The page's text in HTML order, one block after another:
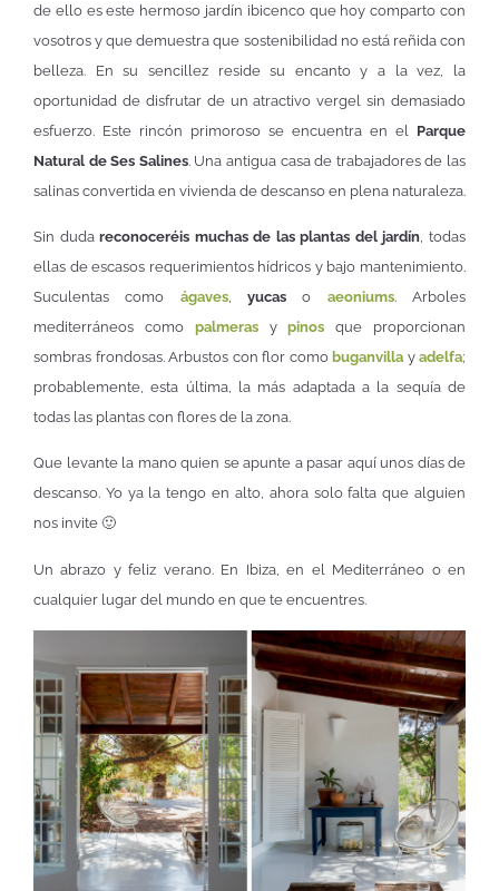
de ello es este hermoso jardín ibicenco que hoy comparto con
vosotros y que demuestra que sostenibilidad no está reñida con
belleza. En su sencillez reside su encanto y a la vez, la
oportunidad de disfrutar de un atractivo vergel sin demasiado
esfuerzo. Este rincón primoroso se encuentra en el Parque
Natural de Ses Salines. Una antigua casa de trabajadores de las
salinas convertida en vivienda de descanso en plena naturaleza.
Sin dudareconoceréis muchas de las plantas del jardín, todas
ellas de escasos requerimientos hídricos y bajo mantenimiento.
Suculentas como ágaves,yucas o aeoniums. Arboles
mediterráneos como palmerasypinos que proporcionan
sombras frondosas. Arbustos con flor como buganvilla y adelfa;
probablemente, esta última, la más adaptada a la sequía de
todas las plantas con flores de la zona.
Que levante la mano quien se apunte a pasar aquí unos días de
descanso. Yo ya la tengo en alto, ahora solo falta que alguien
nos invite 🙂
Un abrazo y feliz verano. En Ibiza, en el Mediterráneo o en
cualquier lugar del mundo en que te encuentres.